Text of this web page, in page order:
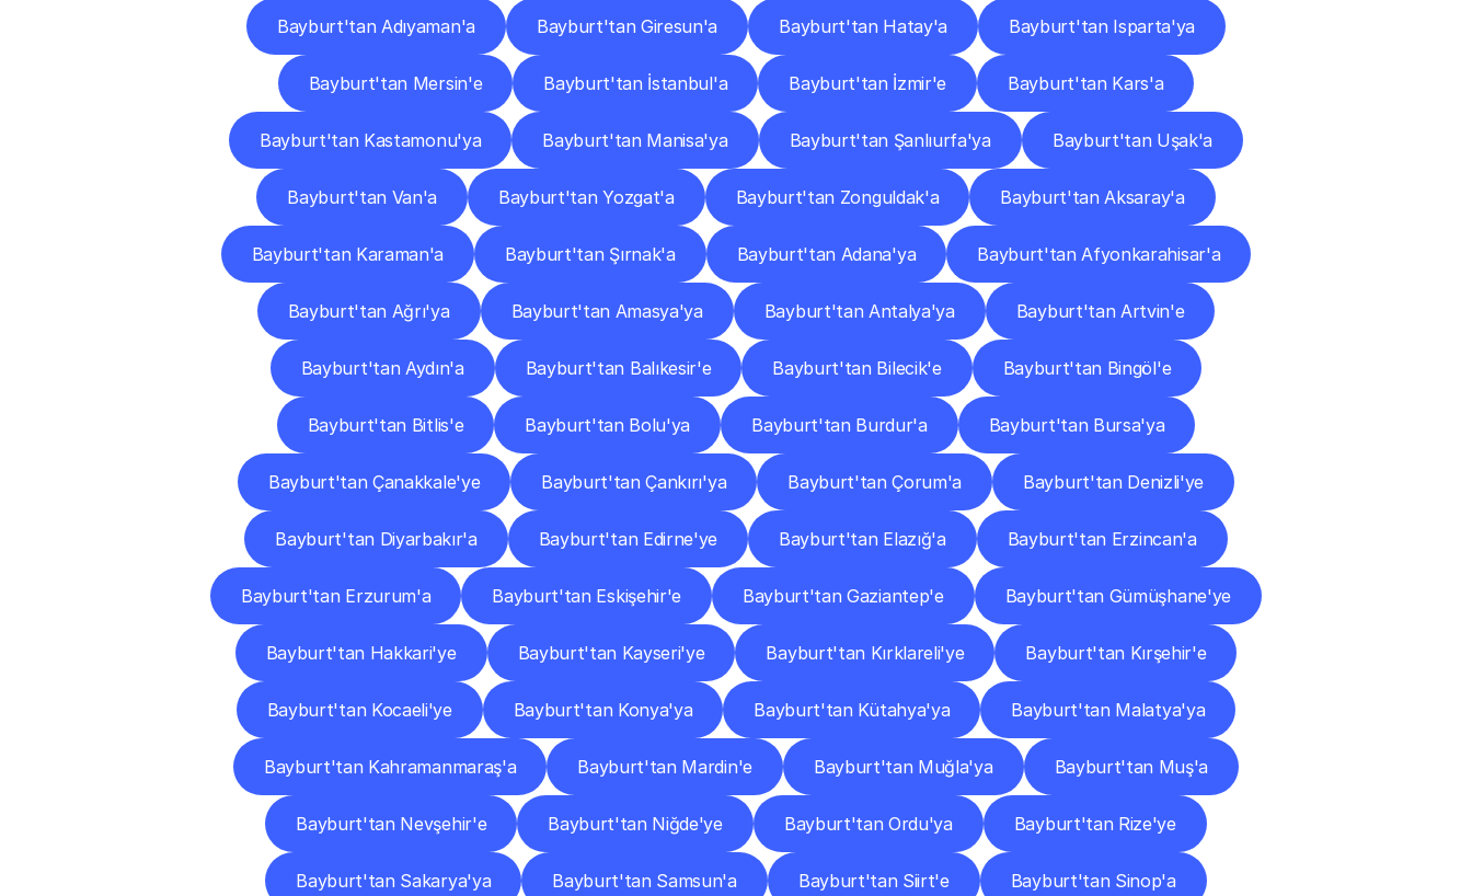
Bayburt'tan Adıyaman'a Bayburt'tan Giresun'a Bayburt'tan Hatay'a Bayburt'tan Isparta'ya
Bayburt'tan Mersin'e Bayburt'tan İstanbul'a Bayburt'tan İzmir'e Bayburt'tan Kars'a
Bayburt'tan Kastamonu'ya Bayburt'tan Manisa'ya Bayburt'tan Şanlıurfa'ya Bayburt'tan Uşak'a
Bayburt'tan Van'a Bayburt'tan Yozgat'a Bayburt'tan Zonguldak'a Bayburt'tan Aksaray'a
Bayburt'tan Karaman'a Bayburt'tan Şırnak'a Bayburt'tan Adana'ya Bayburt'tan Afyonkarahisar'a
Bayburt'tan Ağrı'ya Bayburt'tan Amasya'ya Bayburt'tan Antalya'ya Bayburt'tan Artvin'e
Bayburt'tan Aydın'a Bayburt'tan Balıkesir'e Bayburt'tan Bilecik'e Bayburt'tan Bingöl'e
Bayburt'tan Bitlis'e Bayburt'tan Bolu'ya Bayburt'tan Burdur'a Bayburt'tan Bursa'ya
Bayburt'tan Çanakkale'ye Bayburt'tan Çankırı'ya Bayburt'tan Çorum'a Bayburt'tan Denizli'ye
Bayburt'tan Diyarbakır'a Bayburt'tan Edirne'ye Bayburt'tan Elazığ'a Bayburt'tan Erzincan'a
Bayburt'tan Erzurum'a Bayburt'tan Eskişehir'e Bayburt'tan Gaziantep'e Bayburt'tan Gümüşhane'ye
Bayburt'tan Hakkari'ye Bayburt'tan Kayseri'ye Bayburt'tan Kırklareli'ye Bayburt'tan Kırşehir'e
Bayburt'tan Kocaeli'ye Bayburt'tan Konya'ya Bayburt'tan Kütahya'ya Bayburt'tan Malatya'ya
Bayburt'tan Kahramanmaraş'a Bayburt'tan Mardin'e Bayburt'tan Muğla'ya Bayburt'tan Muş'a
Bayburt'tan Nevşehir'e Bayburt'tan Niğde'ye Bayburt'tan Ordu'ya Bayburt'tan Rize'ye
Bayburt'tan Sakarya'ya Bayburt'tan Samsun'a Bayburt'tan Siirt'e Bayburt'tan Sinop'a